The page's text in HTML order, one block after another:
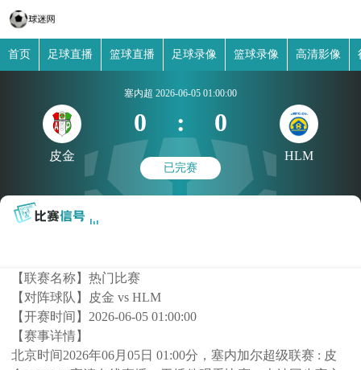
首页 足球直播 篮球直播 足球录像 篮球录像 高清影像
皮金
塞内超 2026-06-05 01:00:00
0 : 0
已完赛
HLM
【联赛名称】热门比赛
【对阵球队】 皮金 vs HLM
【开赛时间】 2026-06-05 01:00:00
【赛事详情】
北京时间2026年06月05日 01:00分，塞内加尔超级联赛 : 皮